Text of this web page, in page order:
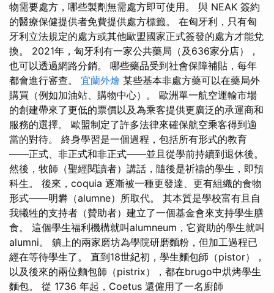
物需要處方，哪些製劑無需處方即可使用。 與 NEAK 簽約
的醫療保健提供者免費提供處方標籤。 在匈牙利，只有匈
牙利立法規定的處方或其他歐盟國家正式簽發的處方才能兌
換。 2021年，匈牙利有一家公共藥局（及636家分店），
也可以透過網路分銷。 哪些藥品受到社會保障補貼，每年
都會進行審查。 宜蘭外燴 某些基本非處方藥可以在藥局外
購買（例如加油站、購物中心）。 歐洲單一航空運輸市場
的創建帶來了更低的票價以及為乘客提供更廣泛的承運商和
服務的選擇。 歐盟制定了許多法律來確保航空乘客得到適
當的對待。 終身學習是一個過程，包括所有形式的教育
——正式、非正式和非正式——並且從學前持續到退休後。
然後，牧師（聖經閱讀者）講話，隨後是祈禱的學生，即預
科生。 後來，coquia 逐漸被一種更發達、更有組織的食物
形式——明礬（alumne）所取代。 其本質是學校富有且自
我犧牲的支持者（贊助者）建立了一個基金會來支持學生膳
食。 這個學生福利機構就叫alumneum，它資助的學生就叫
alumni。 鎮上的兩家磨坊為學院研磨麵粉，但加工過程已
經在等待學生了。 直到18世紀初，學生麵包師（pistor），
以及後來的兩位麵包師（pistrix），都在brugo中烘烤學生
麵包。 從 1736 年起，Coetus 還僱用了一名廚師